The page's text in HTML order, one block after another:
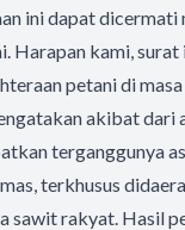
ini dapat dicermati
Harapan kami, surat
petani di masa
akibat dari
terganggunya
terkhusus
sawit rakyat. Hasil